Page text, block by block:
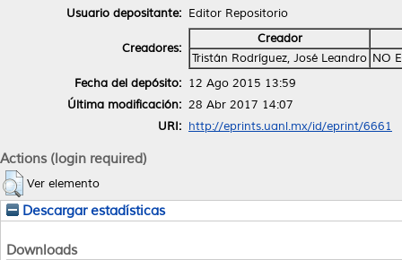
Usuario depositante: Editor Repositorio
Creadores:
Creador
Tristán Rodríguez, José Leandro NO
Fecha del depósito: 12 Ago 2015 13:59
Última modificación: 28 Abr 2017 14:07
URI: http://eprints.uanl.mx/id/eprint/6661
Actions (login required)
Ver elemento
Descargar estadísticas
Downloads